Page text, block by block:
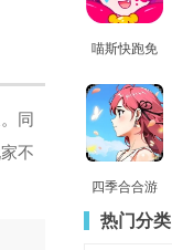
同
不
喵斯快跑免
锁最新版
四季合合游
戏最新版
查看
热门分类